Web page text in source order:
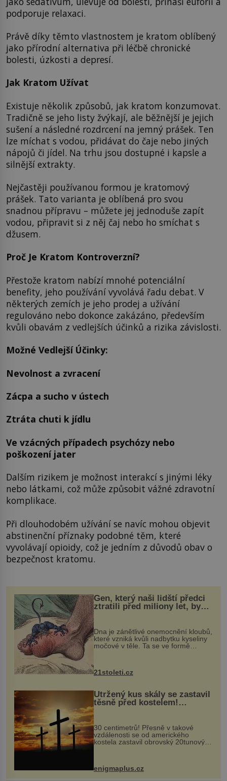
podporuje relaxaci.
Právě díky těmto vlastnostem je kratom oblíbený
jako přírodní alternativa při léčbě chronické
bolesti, úzkosti a depresí.
Jak Kratom Užívat
Existuje několik způsobů, jak kratom konzumovat.
Tradičně se jeho listy žvýkají, ale běžnější je jejich
sušení a následné rozdrcení na jemný prášek. Ten
lze míchat s vodou, přidávat do čaje nebo jiných
nápojů či jídel. Na trhu jsou dostupné i kapsle a
silnější extrakty.
Nejčastěji používanou formou je kratomový
prášek. Tato varianta je oblíbená pro svou
snadnou přípravu – můžete jej jednoduše zapít
vodou, připravit si z něj čaj nebo ho smíchat s
džusem.
Proč Je Kratom Kontroverzní?
Přestože kratom nabízí mnohé potenciální
benefity, jeho používání vyvolává řadu debat. V
některých zemích je jeho prodej a užívání
regulováno nebo dokonce zakázáno, především
kvůli obavám z vedlejších účinků a rizika závislosti.
Možné Vedlejší Účinky:
Nevolnost a zvracení
Zácpa a sucho v ústech
Ztráta chuti k jídlu
Ve vzácných případech psychózy nebo
poškození jater
Dalším rizikem je možnost interakcí s jinými léky
nebo látkami, což může způsobit vážné zdravotní
komplikace.
Při dlouhodobém užívání se navíc mohou objevit
abstinenční příznaky podobné těm, které
vyvolávají opioidy, což je jedním z důvodů obav o
bezpečnost kratomu.
Gen, který naši lidští předci
ztratili před miliony let, by
mohl pomoci s léčbou
„nemoci králů“
Dna je zánětlivé onemocnění kloubů,
které vzniká kvůli nadbytku kyseliny
močové v těle. Ta se ve formě
nohou, a způsobuje bole...
21stoleti.cz
Utržený kus skály se zastavil
těsně před kostelem!
Ochránila ho boží síla?
30 centimetrů! Přesně v takové
vzdálenosti se od amerického
kostela zastavil obrovský 20tunový
...
enigmaplus.cz